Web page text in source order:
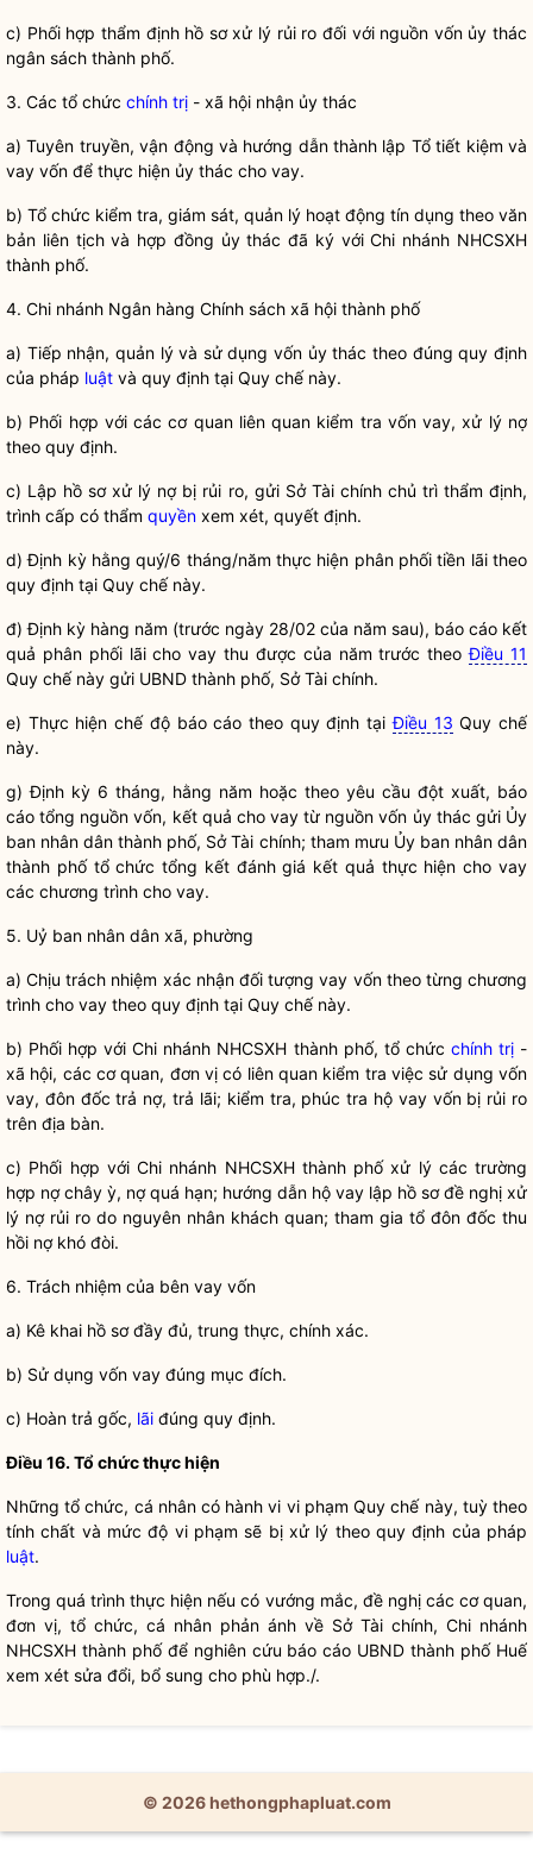
c) Phối hợp thẩm định hồ sơ xử lý rủi ro đối với nguồn vốn ủy thác
ngân sách thành phố.
3. Các tổ chức chính trị - xã hội nhận ủy thác
a) Tuyên truyền, vận động và hướng dẫn thành lập Tổ tiết kiệm và
vay vốn để thực hiện ủy thác cho vay.
b) Tổ chức kiểm tra, giám sát, quản lý hoạt động tín dụng theo văn
bản liên tịch và hợp đồng ủy thác đã ký với Chi nhánh NHCSXH
thành phố.
4. Chi nhánh Ngân hàng Chính sách xã hội thành phố
a) Tiếp nhận, quản lý và sử dụng vốn ủy thác theo đúng quy định
của pháp luật và quy định tại Quy chếnày.
b) Phối hợp với các cơ quan liên quan kiểm tra vốn vay, xử lý nợ
theo quy định.
c) Lập hồ sơ xử lý nợ bị rủi ro, gửi Sở Tài chính chủ trì thẩm định,
trình cấp có thẩm quyền xem xét, quyết định.
d) Định kỳ hằng quý/6 tháng/năm thực hiện phân phối tiền lãi theo
quy định tại Quy chếnày.
đ) Định kỳ hàng năm (trước ngày 28/02 của năm sau), báo cáo kết
quả phân phối lãi cho vay thu được của năm trước theoĐiều 11
Quy chếnày gửi UBND thành phố, Sở Tài chính.
e) Thực hiện chế độ báo cáo theo quy định tạiĐiều 13 Quy chế
này.
g) Định kỳ 6 tháng, hằng năm hoặc theo yêu cầu đột xuất, báo
cáo tổng nguồn vốn, kết quả cho vay từ nguồn vốn ủy thác gửi Ủy
ban nhân dân thành phố, Sở Tài chính; tham mưu Ủy ban nhân dân
thành phố tổ chức tổng kết đánh giá kết quả thực hiện cho vay
các chương trình cho vay.
5. Uỷ ban nhân dân xã, phường
a) Chịu trách nhiệm xác nhận đối tượng vay vốn theo từng chương
trình cho vay theo quy định tại Quy chếnày.
b) Phối hợp với Chi nhánh NHCSXH thành phố, tổ chức chính trị-
xã hội, các cơ quan, đơn vị có liên quan kiểm tra việc sử dụng vốn
vay, đôn đốc trả nợ, trả lãi; kiểm tra, phúc tra hộ vay vốn bị rủi ro
trên địa bàn.
c) Phối hợp với Chi nhánh NHCSXH thành phố xử lý các trường
hợp nợ chây ỳ, nợ quá hạn; hướng dẫn hộ vay lập hồ sơ đề nghị xử
lý nợ rủi ro do nguyên nhân khách quan; tham gia tổ đôn đốc thu
hồi nợ khó đòi.
6. Trách nhiệm của bên vay vốn
a) Kê khai hồ sơ đầy đủ, trung thực, chính xác.
b) Sử dụng vốn vay đúng mục đích.
c) Hoàn trả gốc, lãi đúng quy định.
Điều 16. Tổ chức thực hiện
Những tổ chức, cá nhân có hành vi vi phạmQuy chếnày, tuỳ theo
tính chất và mức độ vi phạm sẽ bị xử lý theo quy định của pháp
luật.
Trong quá trình thực hiện nếu có vướng mắc, đề nghị các cơ quan,
đơn vị, tổ chức, cá nhân phản ánh về Sở Tài chính, Chi nhánh
NHCSXH thành phố để nghiên cứu báo cáo UBND thành phố Huế
xem xét sửa đổi, bổ sung cho phù hợp./.
© 2026 hethongphapluat.com